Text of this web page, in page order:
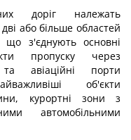
доріг належать
або більше областей
що з'єднують основні
пропуску через
авіаційні порти
об'єкти
курортні зони з
автомобільними